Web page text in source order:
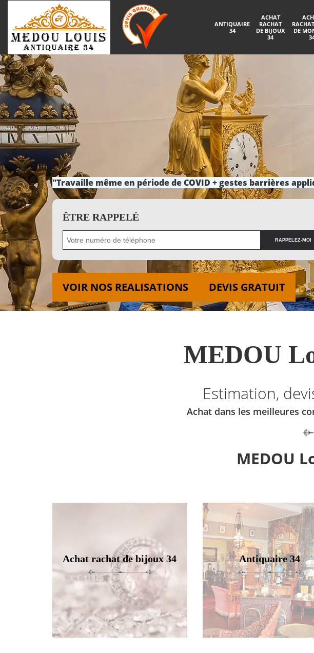
ANTIQUAIRE
34
ACHAT
RACHAT
DE BIJOUX
34
DE
"Travaille même en période de COVID + gestes barrières
ÊTRE RAPPELÉ
VOIR NOS REALISATIONS DEVIS GRATUIT
MEDOU
Estimation,
Achat dans les meilleures
MEDOU
Achat rachat de bijoux 34 Antiquaire 34